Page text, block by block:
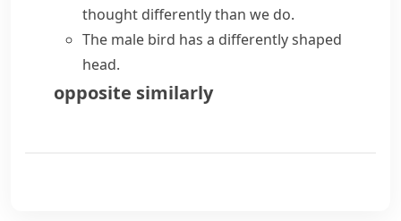
thought differentlythan we do.
The male bird has a differently shaped
head.
opposite similarly